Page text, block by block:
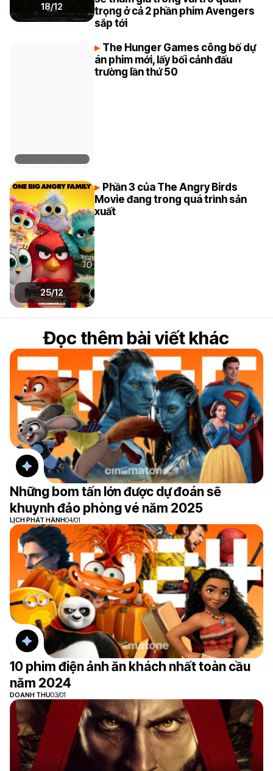
18/12
trọng ở cả 2 phần phim Avengers
sắp tới
The Hunger Games công bố dự
án phim mới, lấy bối cảnh đấu
trường lần thứ 50
25/12
Phần 3 của The Angry Birds
Movie đang trong quá trình sản
xuất
Đọc thêm bài viết khác
Những bom tấn lớn được dự đoán sẽ
khuynh đảo phòng vé năm 2025
LỊCH PHÁT HÀNH04/01
10 phim điện ảnh ăn khách nhất toàn cầu
năm 2024
DOANH THU03/01